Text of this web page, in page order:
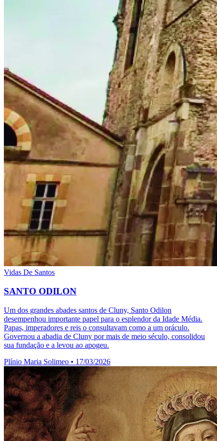
Vidas De Santos
SANTO ODILON
Um dos grandes abades santos de Cluny, Santo Odilon
desempenhou importante papel para o esplendor da Idade Média.
Papas, imperadores e reis o consultavam como a um oráculo.
Governou a abadia de Cluny por mais de meio século, consolidou
sua fundação e a levou ao apogeu.
Plínio Maria Solimeo • 17/03/2026